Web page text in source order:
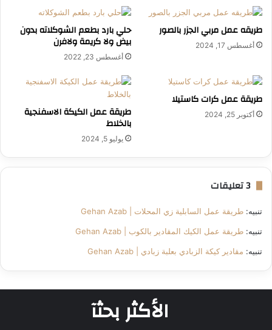
طريقه عمل مربي الجزر بالصور
أغسطس 17, 2024
حلي بارد بطعم الشوكلاته بدون
بيض ولا كريمة ولافرن
أغسطس 23, 2022
طريقة عمل كرات كاستيلا
أكتوبر 25, 2024 طريقة عمل الكيكة الاسفنجية
بالخلاط
يوليو 5, 2024
‫3 تعليقات
تنبيه: طريقة عمل السابلية زي المحلات | Gehan Azab
تنبيه: طريقة عمل الكيك المقادير بالكوب | Gehan Azab
تنبيه: مقادير كيكة الزبادي بعلبة زبادي | Gehan Azab
الأكثر بحثآ